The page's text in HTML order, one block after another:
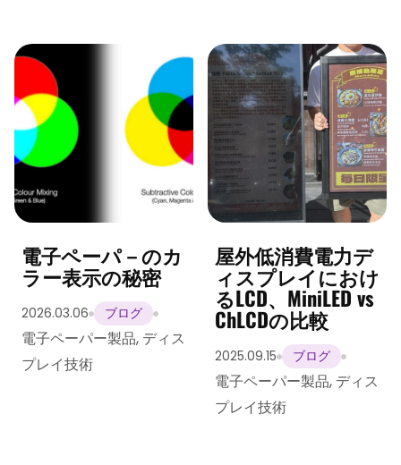
電子ペーパ－のカ
ラー表示の秘密
2026.03.06 ブログ
電子ペーパー製品, ディス
プレイ技術
屋外低消費電力デ
ィスプレイにおけ
るLCD、MiniLED vs
ChLCDの比較
2025.09.15 ブログ
電子ペーパー製品, ディス
プレイ技術